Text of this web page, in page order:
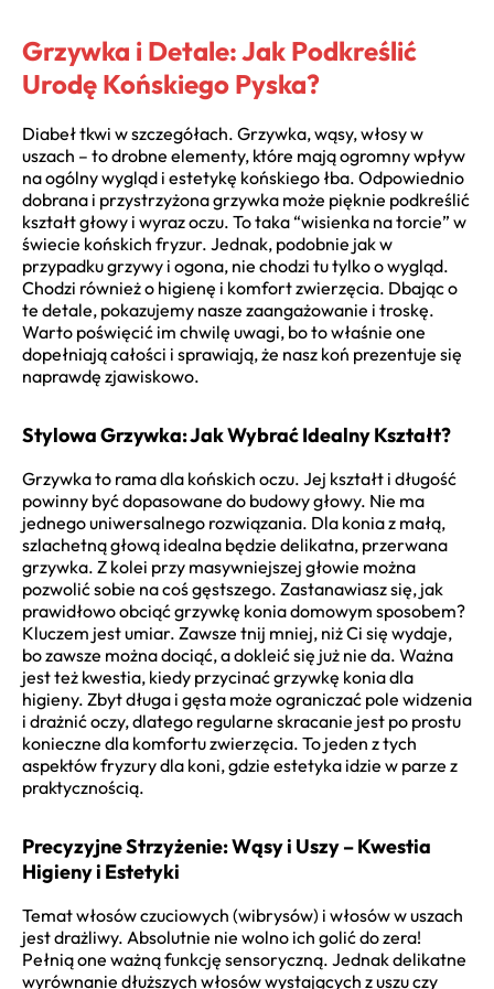
Grzywka i Detale: Jak Podkreślić
Urodę Końskiego Pyska?
Diabeł tkwi w szczegółach. Grzywka, wąsy, włosy w
uszach – to drobne elementy, które mają ogromny wpływ
na ogólny wygląd i estetykę końskiego łba. Odpowiednio
dobrana i przystrzyżona grzywka może pięknie podkreślić
kształt głowy i wyraz oczu. To taka “wisienka na torcie” w
świecie końskich fryzur. Jednak, podobnie jak w
przypadku grzywy i ogona, nie chodzi tu tylko o wygląd.
Chodzi również o higienę i komfort zwierzęcia. Dbając o
te detale, pokazujemy nasze zaangażowanie i troskę.
Warto poświęcić im chwilę uwagi, bo to właśnie one
dopełniają całości i sprawiają, że nasz koń prezentuje się
naprawdę zjawiskowo.
Stylowa Grzywka: Jak Wybrać Idealny Kształt?
Grzywka to rama dla końskich oczu. Jej kształt i długość
powinny być dopasowane do budowy głowy. Nie ma
jednego uniwersalnego rozwiązania. Dla konia z małą,
szlachetną głową idealna będzie delikatna, przerwana
grzywka. Z kolei przy masywniejszej głowie można
pozwolić sobie na coś gęstszego. Zastanawiasz się, jak
prawidłowo obciąć grzywkę konia domowym sposobem?
Kluczem jest umiar. Zawsze tnij mniej, niż Ci się wydaje,
bo zawsze można dociąć, a dokleić się już nie da. Ważna
jest też kwestia, kiedy przycinać grzywkę konia dla
higieny. Zbyt długa i gęsta może ograniczać pole widzenia
i drażnić oczy, dlatego regularne skracanie jest po prostu
konieczne dla komfortu zwierzęcia. To jeden z tych
aspektów fryzury dla koni, gdzie estetyka idzie w parze z
praktycznością.
Precyzyjne Strzyżenie: Wąsy i Uszy – Kwestia
Higieny i Estetyki
Temat włosów czuciowych (wibrysów) i włosów w uszach
jest drażliwy. Absolutnie nie wolno ich golić do zera!
Pełnią one ważną funkcję sensoryczną. Jednak delikatne
wyrównanie dłuższych włosów wystających z uszu czy